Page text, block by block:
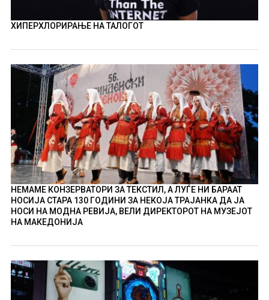
ХИПЕРХЛОРИРАЊЕ НА ТАЛОГОТ
НЕМАМЕ КОНЗЕРВАТОРИ ЗА ТЕКСТИЛ, А ЛУЃЕ НИ БАРААТ
НОСИЈА СТАРА 130 ГОДИНИ ЗА НЕКОЈА ТРАЈАНКА ДА ЈА
НОСИ НА МОДНА РЕВИЈА, ВЕЛИ ДИРЕКТОРОТ НА МУЗЕЈОТ
НА МАКЕДОНИЈА